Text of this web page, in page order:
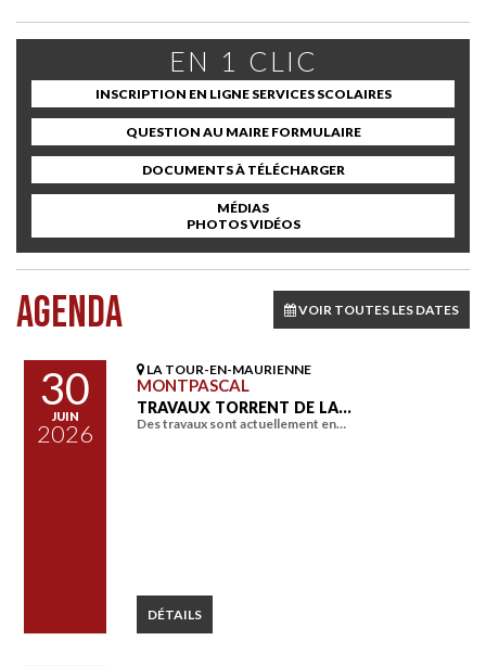
EN 1 CLIC
INSCRIPTION EN LIGNE SERVICES SCOLAIRES
QUESTION AU MAIRE FORMULAIRE
DOCUMENTS À TÉLÉCHARGER
MÉDIAS
PHOTOS VIDÉOS
AGENDA VOIR TOUTES LES DATES
30
JUIN
2026
LA TOUR-EN-MAURIENNE
MONTPASCAL
TRAVAUX TORRENT DE LA…
Des travaux sont actuellement en…
DÉTAILS